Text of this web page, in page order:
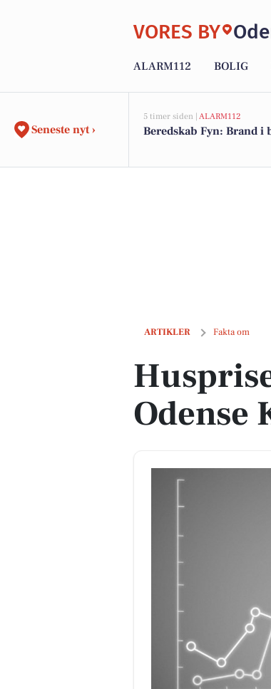
VORES BY
ALARM112 BOLIG
Seneste nyt ›
5 timer siden | ALARM112
Beredskab Fyn: Brand i
ARTIKLER Fakta om
Huspriserne går op i
Odense